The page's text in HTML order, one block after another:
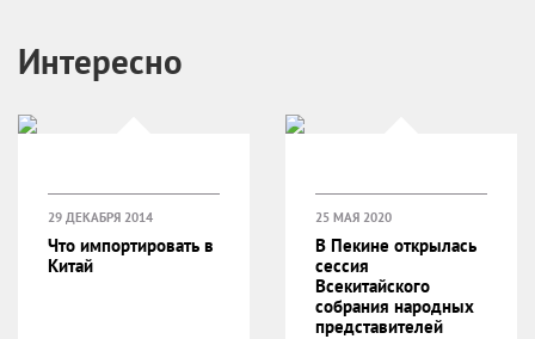
Интересно
29 ДЕКАБРЯ 2014
Что импортировать в
Китай
25 МАЯ 2020
В Пекине открылась
сессия
Всекитайского
собрания народных
представителей